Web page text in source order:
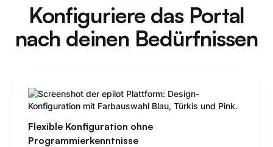
Konfiguriere das Portal
nach deinen Bedürfnissen
Flexible Konfiguration ohne
Programmierkenntnisse